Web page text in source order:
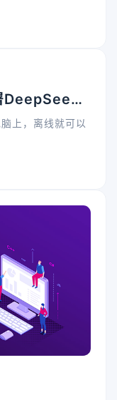
DeepSeek
上，离线就可以